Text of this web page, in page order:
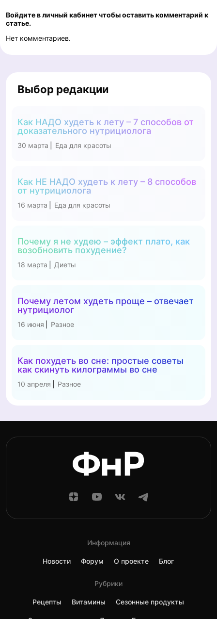
Войдите в личный кабинет чтобы оставить комментарий к
статье.
Нет комментариев.
Выбор редакции
Как НАДО худеть к лету – 7 способов от
доказательного нутрициолога
30 марта Еда для красоты
Как НЕ НАДО худеть к лету – 8 способов
от нутрициолога
16 марта Еда для красоты
Почему я не худею – эффект плато, как
возобновить похудение?
18 марта Диеты
Почему летом худеть проще – отвечает
нутрициолог
16 июня Разное
Как похудеть во сне: простые советы
как скинуть килограммы во сне
10 апреля Разное
Информация
Новости Форум О проекте Блог
Рубрики
Рецепты Витамины Сезонные продукты